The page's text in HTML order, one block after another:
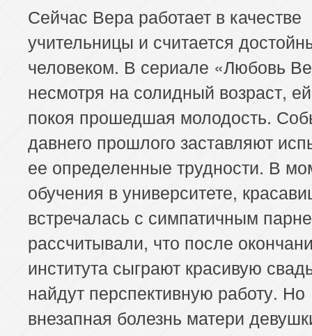
Сейчас Вера работает в качестве
учительницы и считается
человеком. В сериале «Любовь
несмотря на солидный возраст,
покоя прошедшая молодость.
давнего прошлого заставляют
ее определенные трудности. В
обучения в университете,
встречалась с симпатичным
рассчитывали, что после
института сыграют красивую
найдут перспективную работу. Но
внезапная болезнь матери